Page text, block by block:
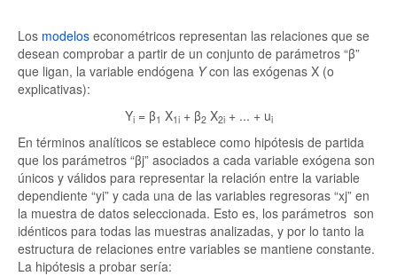
Los modelos econométricos representan las relaciones que se
desean comprobar a partir de un conjunto de parámetros “β”
que ligan, la variable endógena Ycon las exógenas X (o
explicativas):
Yi= β1 X1i+ β2X2i+ ... + ui
En términos analíticos se establece como hipótesis de partida
que los parámetros “βj” asociados a cada variable exógena son
únicos y válidos para representar la relación entre la variable
dependiente “yi” y cada una de las variables regresoras “xj” en
la muestra de datos seleccionada. Esto es, los parámetros son
idénticos para todas las muestras analizadas, y por lo tanto la
estructura de relaciones entre variables se mantiene constante.
La hipótesis a probar sería: